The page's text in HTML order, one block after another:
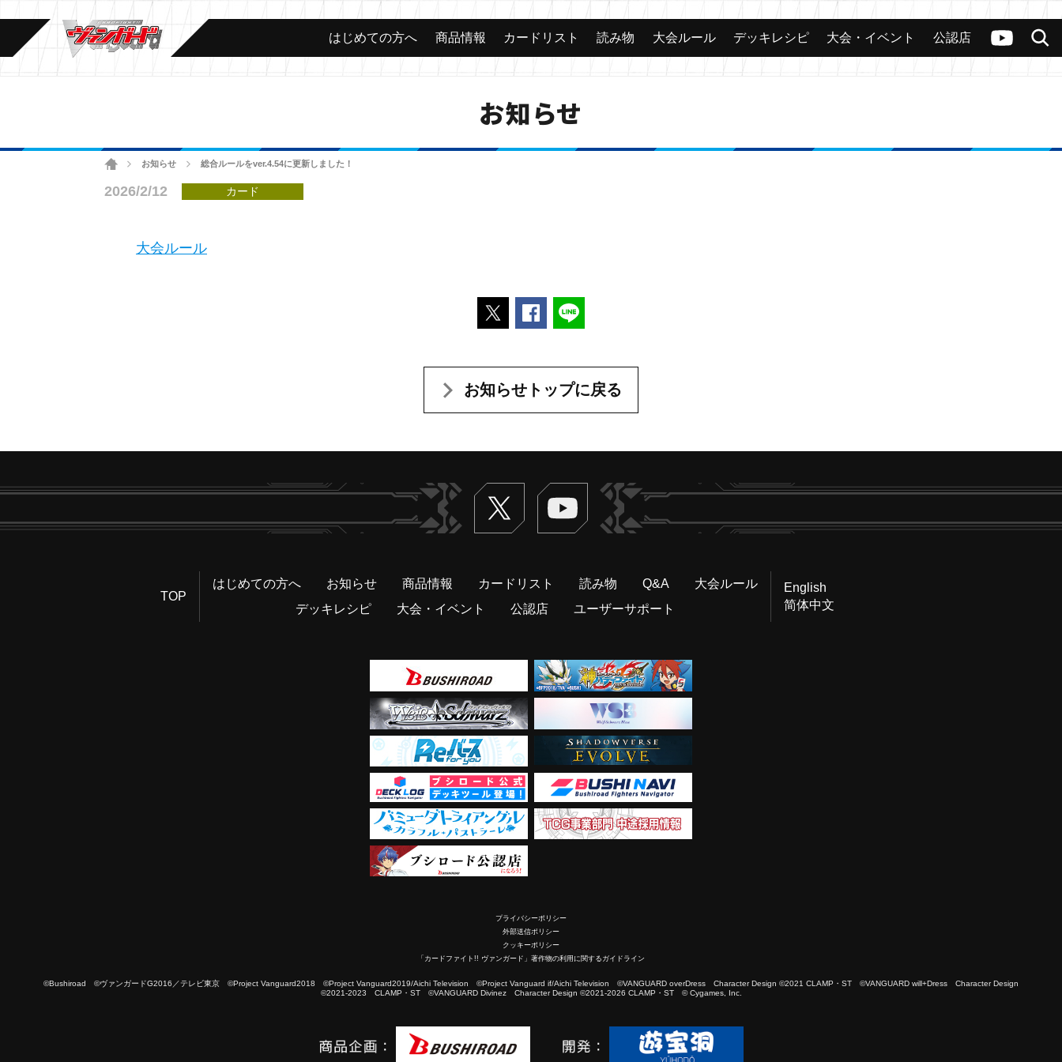
ヴァンガードch
検索
カード 大会 公認店舗 その他
はじめての方へ 商品情報 カードリスト 読み物 大会ルール デッキレシピ 大会・イベント 公認店
お知らせ
ホームお知らせ 総合ルールをver.4.54に更新しました！
2026/2/12 カード
大会ルール
ポストするFacebookでシェアする
お知らせトップに戻る
Twitter ヴァンガードch
TOP
はじめての方へ お知らせ 商品情報 カードリスト 読み物 Q&A
大会ルール
デッキレシピ
大会・イベント 公認店 ユーザーサポート
English
简体中文
プライバシーポリシー
外部送信ポリシー
クッキーポリシー
「カードファイト!! ヴァンガード」著作物の利用に関するガイドライン
©Bushiroad ©ヴァンガードG2016／テレビ東京 ©Project Vanguard2018 ©Project Vanguard2019/Aichi Television ©Project Vanguard if/Aichi Television ©VANGUARD overDress Character Design ©2021 CLAMP・ST ©VANGUARD will+Dress Character Design
©2021-2023 CLAMP・ST ©VANGUARD Divinez Character Design ©2021-2026 CLAMP・ST © Cygames, Inc.